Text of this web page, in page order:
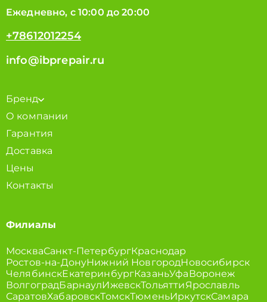
Ежедневно, с 10:00 до 20:00
+78612012254
info@ibprepair.ru
Бренд
О компании
Гарантия
Доставка
Цены
Контакты
Филиалы
МоскваСанкт-ПетербургКраснодар
Ростов-на-ДонуНижний НовгородНовосибирск
ЧелябинскЕкатеринбургКазаньУфаВоронеж
ВолгоградБарнаулИжевскТольяттиЯрославль
СаратовХабаровскТомскТюменьИркутскСамара